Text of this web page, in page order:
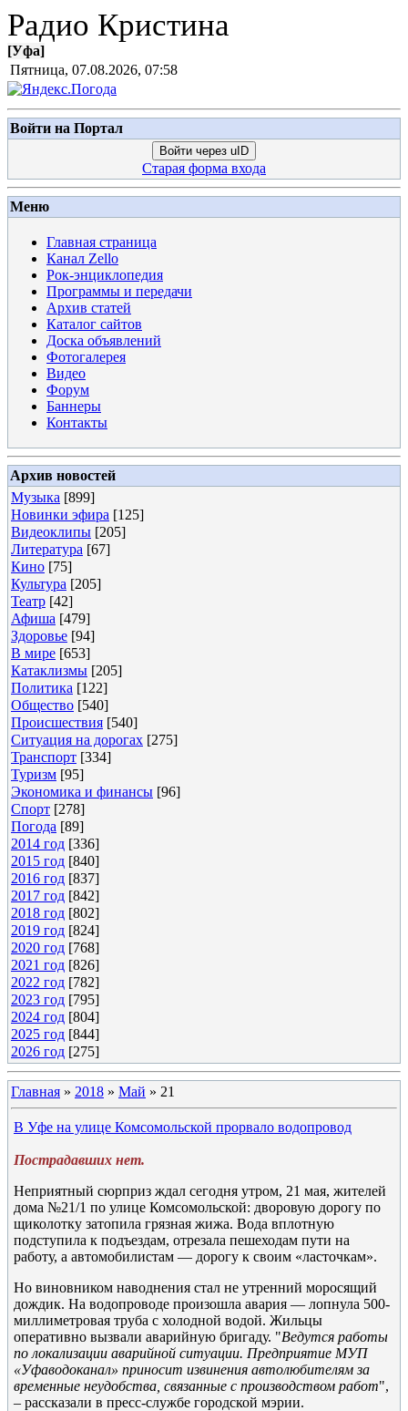
Радио Кристина
[Уфа]
Пятница, 07.08.2026, 07:58
Войти на Портал
Войти через uID
Старая форма входа
Меню
Главная страница
Канал Zello
Рок-энциклопедия
Программы и передачи
Архив статей
Каталог сайтов
Доска объявлений
Фотогалерея
Видео
Форум
Баннеры
Контакты
Архив новостей
Музыка [899]
Новинки эфира [125]
Видеоклипы [205]
Литература [67]
Кино [75]
Культура [205]
Театр [42]
Афиша [479]
Здоровье [94]
В мире [653]
Катаклизмы [205]
Политика [122]
Общество [540]
Происшествия [540]
Ситуация на дорогах [275]
Транспорт [334]
Туризм [95]
Экономика и финансы [96]
Спорт [278]
Погода [89]
2014 год [336]
2015 год [840]
2016 год [837]
2017 год [842]
2018 год [802]
2019 год [824]
2020 год [768]
2021 год [826]
2022 год [782]
2023 год [795]
2024 год [804]
2025 год [844]
2026 год [275]
Главная » 2018 » Май » 21
В Уфе на улице Комсомольской прорвало водопровод
Пострадавших нет.
Неприятный сюрприз ждал сегодня утром, 21 мая, жителей
дома №21/1 по улице Комсомольской: дворовую дорогу по
щиколотку затопила грязная жижа. Вода вплотную
подступила к подъездам, отрезала пешеходам пути на
работу, а автомобилистам — дорогу к своим «ласточкам».
Но виновником наводнения стал не утренний моросящий
дождик. На водопроводе произошла авария — лопнула 500-
миллиметровая труба с холодной водой. Жильцы
оперативно вызвали аварийную бригаду. "Ведутся работы
по локализации аварийной ситуации. Предприятие МУП
«Уфаводоканал» приносит извинения автолюбителям за
временные неудобства, связанные с производством работ",
– рассказали в пресс-службе городской мэрии.